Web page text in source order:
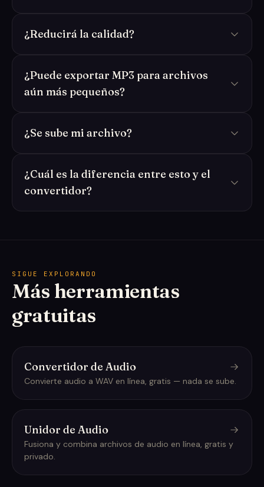
¿Reducirá la calidad?
¿Puede exportar MP3 para archivos
aún más pequeños?
¿Se sube mi archivo?
¿Cuál es la diferencia entre esto y el
convertidor?
SIGUE EXPLORANDO
Más herramientas
gratuitas
Convertidor de Audio
Convierte audio a WAV en línea, gratis — nada se sube.
Unidor de Audio
Fusiona y combina archivos de audio en línea, gratis y
privado.